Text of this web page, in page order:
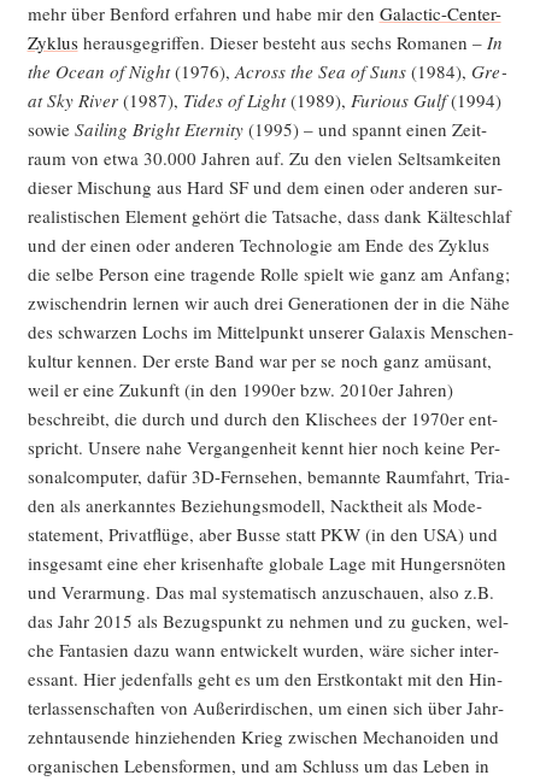
mehr über Ben­ford erfah­ren und habe mir den Galac­tic-Cen­ter-
Zyklusher­aus­ge­grif­fen. Die­ser besteht aus sechs Roma­nen – In
the Oce­an of Night(1976),Across the Sea of Suns (1984), Gre­
at Sky River (1987), Tides of Light(1989), Furious Gulf(1994)
sowie Sai­ling Bright Eter­ni­ty (1995) – und spannt einen Zeit­
raum von etwa 30.000 Jah­ren auf. Zu den vie­len Selt­sam­kei­ten
die­ser Mischung aus Hard SF und dem einen oder ande­ren sur­
rea­lis­ti­schen Ele­ment gehört die Tat­sa­che, dass dank Käl­te­schlaf
und der einen oder ande­ren Tech­no­lo­gie am Ende des Zyklus
die sel­be Per­son eine tra­gen­de Rol­le spielt wie ganz am Anfang;
zwi­schen­drin ler­nen wir auch drei Gene­ra­tio­nen der in die Nähe
des schwar­zen Lochs im Mit­tel­punkt unse­rer Gala­xis Men­schen­
kul­tur ken­nen. Der ers­te Band war per se noch ganz amü­sant,
weil er eine Zukunft (in den 1990er bzw. 2010er Jah­ren)
beschreibt, die durch und durch den Kli­schees der 1970er ent­
spricht. Unse­re nahe Ver­gan­gen­heit kennt hier noch kei­ne Per­
so­nal­com­pu­ter, dafür 3D-Fern­se­hen, bemann­te Raum­fahrt, Tria­
den als aner­kann­tes Bezie­hungs­mo­dell, Nackt­heit als Mode­
state­ment, Pri­vat­flü­ge, aber Bus­se statt PKW (in den USA) und
ins­ge­samt eine eher kri­sen­haf­te glo­ba­le Lage mit Hun­gers­nö­ten
und Ver­ar­mung. Das mal sys­te­ma­tisch anzu­schau­en, also z.B.
das Jahr 2015 als Bezugs­punkt zu neh­men und zu gucken, wel­
che Fan­ta­sien dazu wann ent­wi­ckelt wur­den, wäre sicher inter­
es­sant. Hier jeden­falls geht es um den Erst­kon­takt mit den Hin­
ter­las­sen­schaf­ten von Außer­ir­di­schen, um einen sich über Jahr­
zehn­tau­sen­de hin­zie­hen­den Krieg zwi­schen Mecha­no­iden und
orga­ni­schen Lebens­for­men, und am Schluss um das Leben in